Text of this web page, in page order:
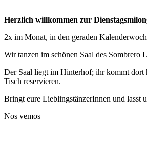
Herzlich willkommen zur
2x im Monat, in den geraden
Wir tanzen im schönen Saal des
Der Saal liegt im Hinterhof; ihr kommt dort
Tisch reservieren.
Bringt eure LieblingstänzerInnen und lasst
Nos vemos